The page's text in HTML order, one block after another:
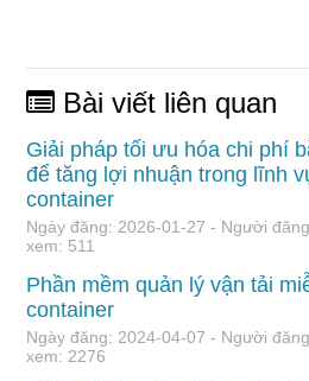
Bài viết liên quan
Giải pháp tối ưu hóa chi phí
để tăng lợi nhuận trong lĩnh
container
Ngày đăng: 2026-01-27 - Người
xem: 511
Phần mềm quản lý vận tải
container
Ngày đăng: 2024-04-07 - Người
xem: 2276